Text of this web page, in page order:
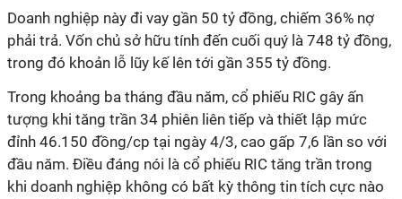
Doanh nghiệp này đi vay gần 50 tỷ đồng, chiếm 36% nợ
phải trả. Vốn chủ sở hữu tính đến cuối quý là 748 tỷ đồng,
trong đó khoản lỗ lũy kế lên tới gần 355 tỷ đồng.
Trong khoảng ba tháng đầu năm, cổ phiếu RIC gây ấn
tượng khi tăng trần 34 phiên liên tiếp và thiết lập mức
đỉnh 46.150 đồng/cp tại ngày 4/3, cao gấp 7,6 lần so với
đầu năm. Điều đáng nói là cổ phiếu RIC tăng trần trong
khi doanh nghiệp không có bất kỳ thông tin tích cực nào